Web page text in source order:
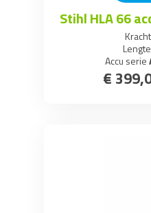
Stihl HLA 66
Kracht
Lengte
Accu serie
€ 399,